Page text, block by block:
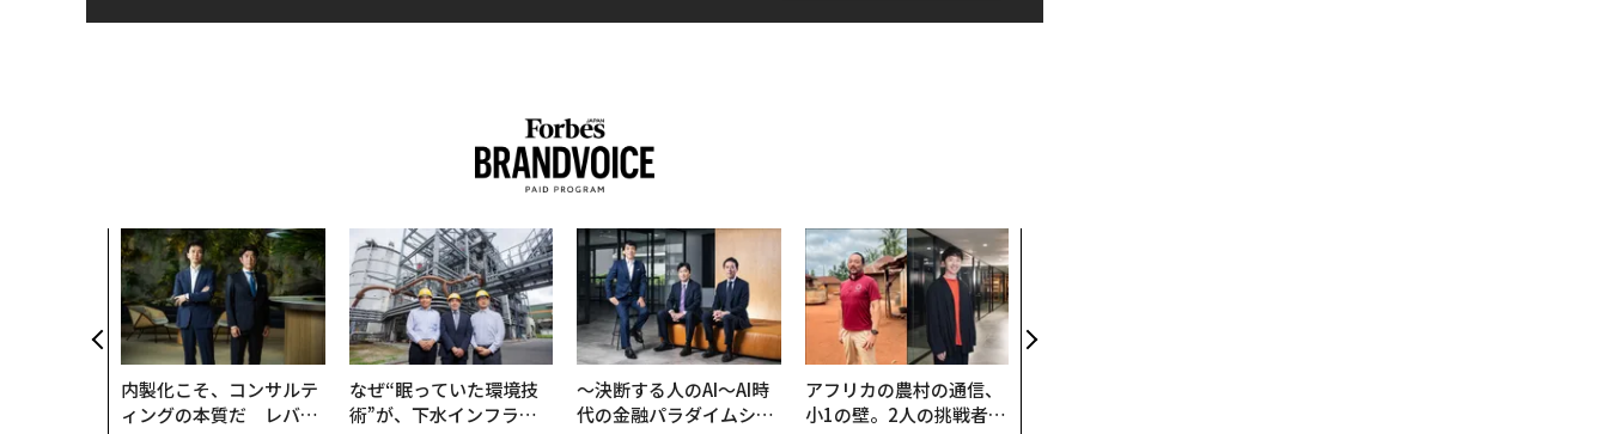
内製化こそ、コンサルテ
ィングの本質だ レバレ
なぜ“眠っていた環境技
術”が、下水インフラを
〜決断する人のAI〜AI時
代の金融パラダイムシフ
アフリカの農村の通信、
小1の壁。2人の挑戦者が
ティブのキャリアに触れ